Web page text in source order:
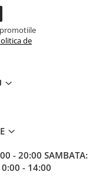
de
- 20:00 SAMBATA:
- 14:00